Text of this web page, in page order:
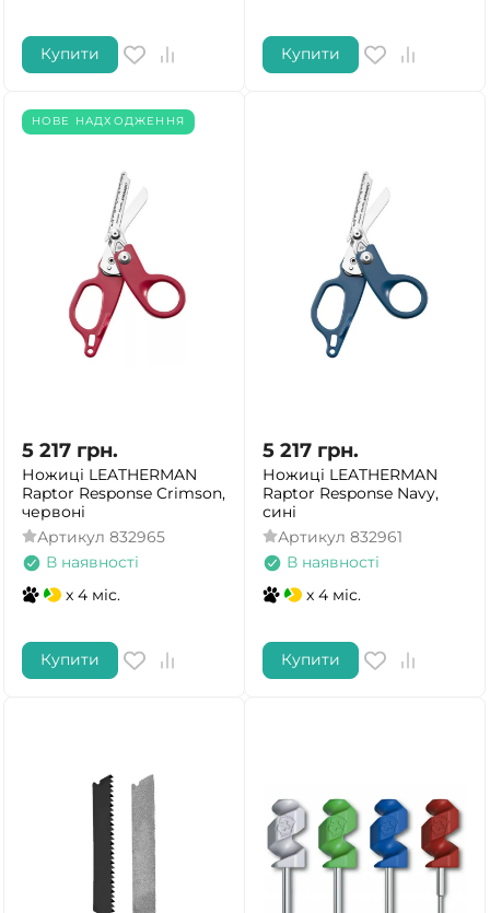
Купити Купити
НОВЕ НАДХОДЖЕННЯ
5 217 грн.
Ножиці LEATHERMAN
Raptor Response Crimson,
червоні
Артикул 832965
В наявності
x 4 міс.
Купити
5 217 грн.
Ножиці LEATHERMAN
Raptor Response Navy,
сині
Артикул 832961
В наявності
x 4 міс.
Купити